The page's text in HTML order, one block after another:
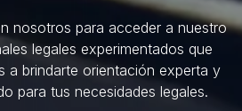
nosotros para acceder a nuestro
legales experimentados que
a brindarte orientación experta y
para tus necesidades legales.